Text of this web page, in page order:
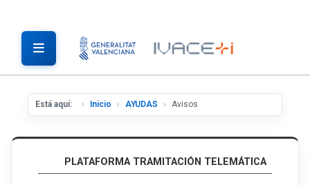
Está aquí: Inicio AYUDAS Avisos
PLATAFORMA TRAMITACIÓN TELEMÁTICA